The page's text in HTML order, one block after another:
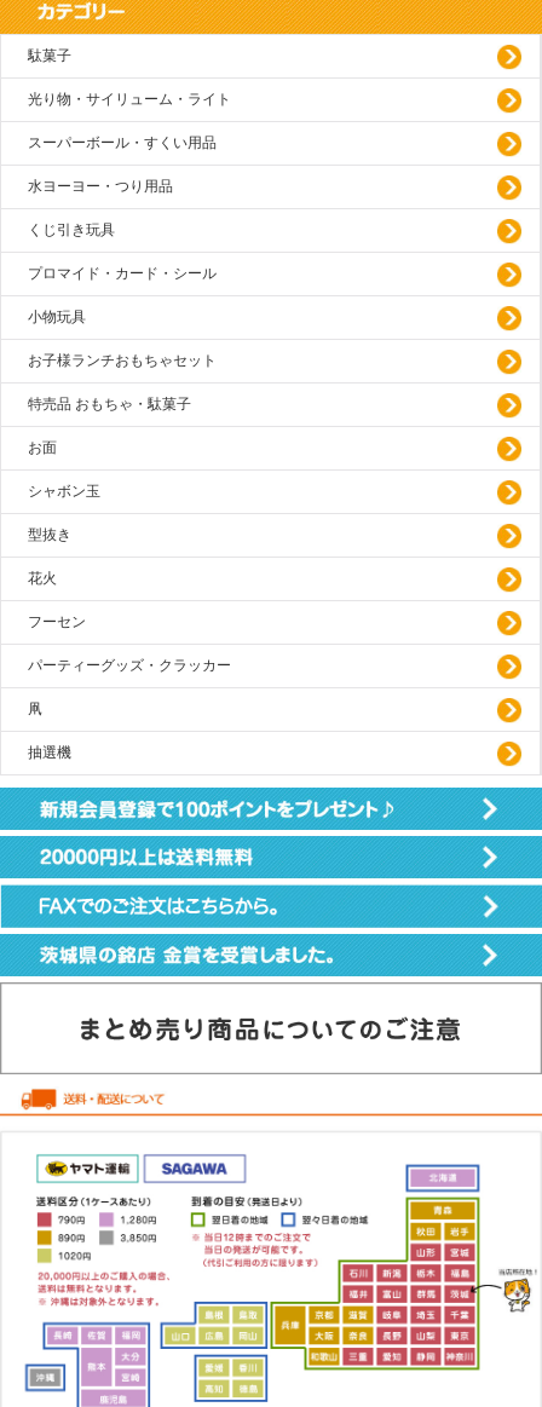
駄菓子
光り物・サイリューム・ライト
スーパーボール・すくい用品
水ヨーヨー・つり用品
くじ引き玩具
プロマイド・カード・シール
小物玩具
お子様ランチおもちゃセット
特売品 おもちゃ・駄菓子
お面
シャボン玉
型抜き
花火
フーセン
パーティーグッズ・クラッカー
凧
抽選機